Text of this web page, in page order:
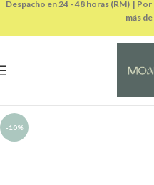
-10%
Despacho en 24 - 48 horas (RM) |
más